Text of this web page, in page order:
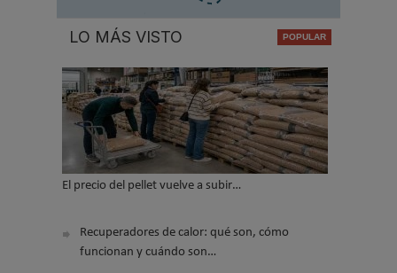
LO MÁS VISTO
El precio del pellet vuelve a subir…
Recuperadores de calor: qué son, cómo
funcionan y cuándo son…